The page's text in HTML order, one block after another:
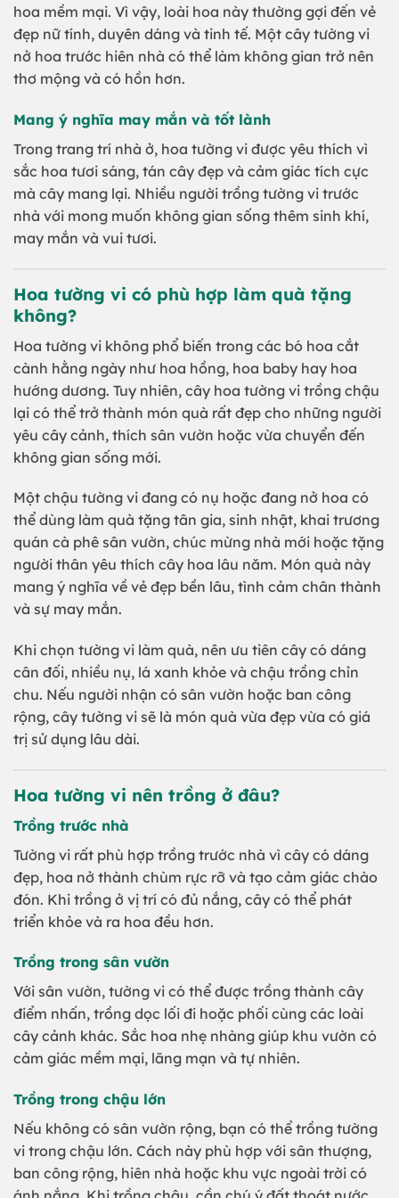
hoa mềm mại. Vì vậy, loài hoa này thường gợi đến vẻ
đẹp nữ tính, duyên dáng và tinh tế. Một cây tường vi
nở hoa trước hiên nhà có thể làm không gian trở nên
thơ mộng và có hồn hơn.
Mang ý nghĩa may mắn và tốt lành
Trong trang trí nhà ở, hoa tường vi được yêu thích vì
sắc hoa tươi sáng, tán cây đẹp và cảm giác tích cực
mà cây mang lại. Nhiều người trồng tường vi trước
nhà với mong muốn không gian sống thêm sinh khí,
may mắn và vui tươi.
Hoa tường vi có phù hợp làm quà tặng
không?
Hoa tường vi không phổ biến trong các bó hoa cắt
cành hằng ngày như hoa hồng, hoa baby hay hoa
hướng dương. Tuy nhiên, cây hoa tường vi trồng chậu
lại có thể trở thành món quà rất đẹp cho những người
yêu cây cảnh, thích sân vườn hoặc vừa chuyển đến
không gian sống mới.
Một chậu tường vi đang có nụ hoặc đang nở hoa có
thể dùng làm quà tặng tân gia, sinh nhật, khai trương
quán cà phê sân vườn, chúc mừng nhà mới hoặc tặng
người thân yêu thích cây hoa lâu năm. Món quà này
mang ý nghĩa về vẻ đẹp bền lâu, tình cảm chân thành
và sự may mắn.
Khi chọn tường vi làm quà, nên ưu tiên cây có dáng
cân đối, nhiều nụ, lá xanh khỏe và chậu trồng chỉn
chu. Nếu người nhận có sân vườn hoặc ban công
rộng, cây tường vi sẽ là món quà vừa đẹp vừa có giá
trị sử dụng lâu dài.
Hoa tường vi nên trồng ở đâu?
Trồng trước nhà
Tường vi rất phù hợp trồng trước nhà vì cây có dáng
đẹp, hoa nở thành chùm rực rỡ và tạo cảm giác chào
đón. Khi trồng ở vị trí có đủ nắng, cây có thể phát
triển khỏe và ra hoa đều hơn.
Trồng trong sân vườn
Với sân vườn, tường vi có thể được trồng thành cây
điểm nhấn, trồng dọc lối đi hoặc phối cùng các loài
cây cảnh khác. Sắc hoa nhẹ nhàng giúp khu vườn có
cảm giác mềm mại, lãng mạn và tự nhiên.
Trồng trong chậu lớn
Nếu không có sân vườn rộng, bạn có thể trồng tường
vi trong chậu lớn. Cách này phù hợp với sân thượng,
ban công rộng, hiên nhà hoặc khu vực ngoài trời có